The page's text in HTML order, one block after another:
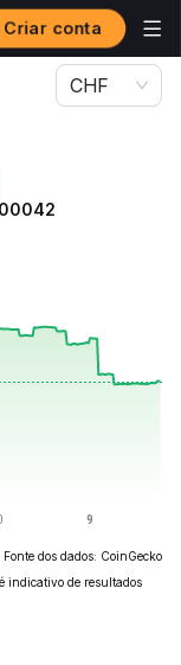
Criar conta
CHF
Fonte dos dados: CoinGecko
indicativo de resultados